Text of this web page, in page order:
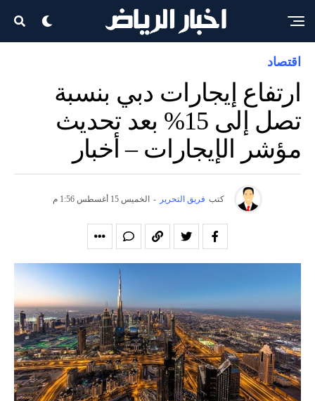
اقتصاد
ارتفاع إيجارات دبي بنسبة
تصل إلى 15% بعد تحديث
مؤشر الإيجارات – أخبار
كتب فريق التحرير - الخميس 15 أغسطس 1:56 م